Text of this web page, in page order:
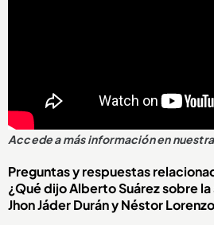
Accede a más información en
Preguntas y respuestas
¿Qué dijo Alberto Suárez sobre
Jhon Jáder Durán y Néstor